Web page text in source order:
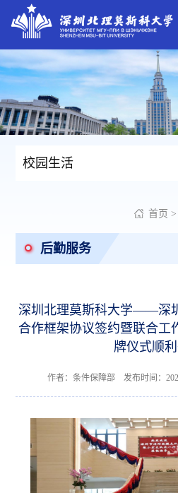
校园生活
首页 >
后勤服务
深圳北理莫斯科大学——深
合作框架协议签约暨联合工
牌仪式顺
作者：条件保障部 发布时间：